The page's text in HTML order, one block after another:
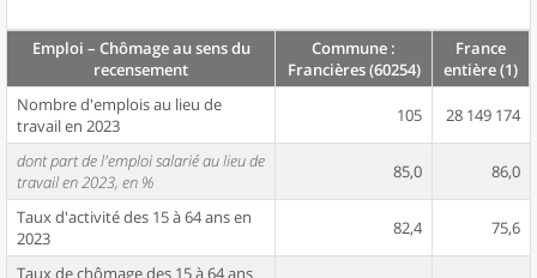
Emploi – Chômage au sens du
recensement
Commune :
Francières (60254)
France
entière (1)
Nombre d'emplois au lieu de
travail en 2023
105 28 149 174
dont part de l'emploi salarié au lieu de
travail en 2023, en %
85,0 86,0
Taux d'activité des 15 à 64 ans en
2023
82,4 75,6
Taux de chômage des 15 à 64 ans